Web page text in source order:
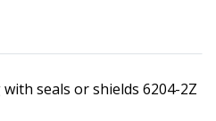
seals or shields 6204-2Z